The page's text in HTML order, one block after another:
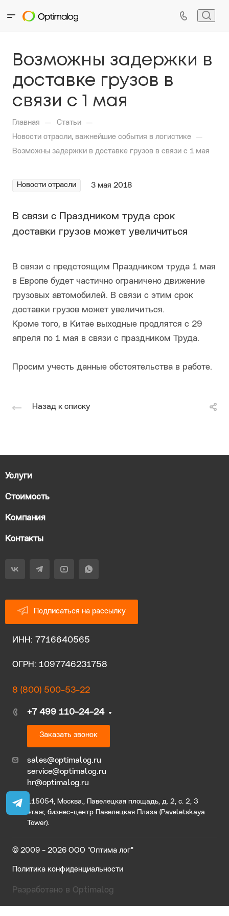
Возможны задержки в
доставке грузов в
связи с 1 мая
Главная — Статьи —
Новости отрасли, важнейшие события в логистике —
Возможны задержки в доставке грузов в связи с 1 мая
Новости отрасли 3 мая 2018
В связи с Праздником труда срок
доставки грузов может увеличиться
В cвязи с предстоящим Праздником труда 1 мая
в Европе будет частично ограничено движение
грузовых автомобилей. В связи с этим срок
доставки грузов может увеличиться.
Кроме того, в Китае выходные продлятся с 29
апреля по 1 мая в связи с праздником Труда.
Просим учесть данные обстоятельства в работе.
Назад к списку
Услуги
Стоимость
Компания
Контакты
Подписаться на рассылку
ИНН: 7716640565
ОГРН: 1097746231758
8 (800) 500-53-22
+7 499 110-24-24
Заказать звонок
sales@optimalog.ru
service@optimalog.ru
hr@optimalog.ru
115054, Москва., Павелецкая площадь, д. 2, с. 2, 3
этаж, бизнес-центр Павелецкая Плаза (Paveletskaya
Tower).
© 2009 - 2026 ООО "Оптима лог"
Политика конфиденциальности
Разработано в Optimalog